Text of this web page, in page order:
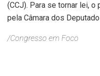
(CCJ). Para se tornar lei,
pela Câmara dos
/Congresso em Foco